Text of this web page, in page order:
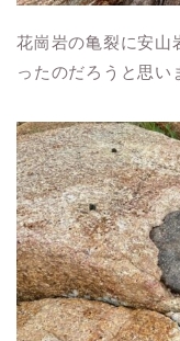
花崗岩の亀裂に安山
ったのだろうと思い